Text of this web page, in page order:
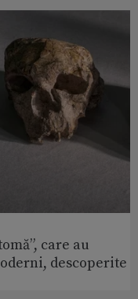
care au
descoperite